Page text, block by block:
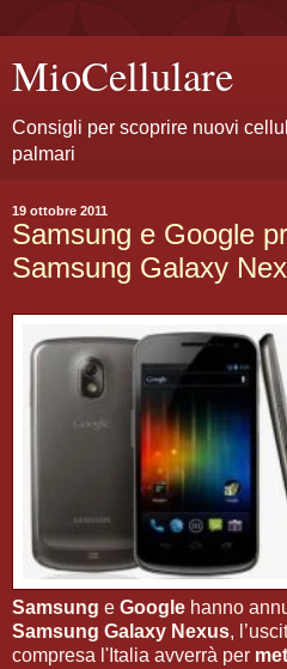
MioCellulare
Consigli per scoprire nuovi
palmari
19 ottobre 2011
Samsung e Google
Samsung Galaxy
Samsung e Google hanno
Samsung Galaxy Nexus,
compresa l'Italia avverrà per